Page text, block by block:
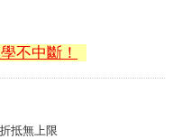
不中斷！
折抵無上限